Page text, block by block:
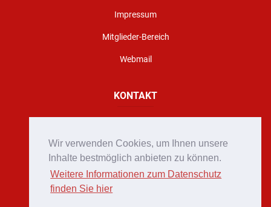
Wir verwenden Cookies, um Ihnen unsere
Inhalte bestmöglich anbieten zu können.
Weitere Informationen zum Datenschutz
finden Sie hier
Impressum
Mitglieder-Bereich
Webmail
KONTAKT
office@stadtfeuerwehr-weiz.at
Notruf 122